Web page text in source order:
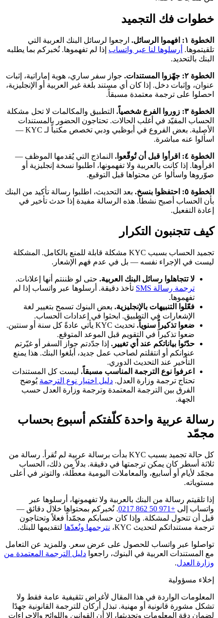
خطوات فك التجميد
الخطوة ١: افهموا الرسائل.
ارجعوا لرسائل البنك العربية التي
تلقيتموها. أرسلوها لنا عبر واتساب إذا لم تفهموها. نُخبركم بما يطلبه
البنك بالتحديد.
الخطوة ٢: جهّزوا المستندات.
جواز سفر ساري، هوية إماراتية، إثبات
عنوان، وإثبات دخل. إذا كان أي مستند بلغة غير العربية أو الإنجليزية،
احصلوا على ترجمة معتمدة مسبقاً.
الخطوة ٣: زوروا الفرع شخصياً.
التطبيق والمكالمات لا تحل مشكلة
الحساب المقيّد في أغلب الحالات. تحتاجون الحضور بالمستندات
الأصلية. بعض الفروع في أبوظبي ودبي تخصص مكتباً لـ KYC —
اسألوا عنه مباشرة.
الخطوة ٤: اقرأوا قبل أن تُوقّعوا.
النماذج التي يُقدمها الموظف —
اقرأوها. إذا كانت بالعربية ولا تفهمونها، اطلبوا نسخة إنجليزية أو
صوّروها واسألوا عن محتواها قبل التوقيع.
الخطوة ٥: احتفظوا بنسخ.
بعد التحديث، اطلبوا رسالة تأكيد من البنك
بأن الحساب أصبح نشطاً. هذه الرسالة مفيدة إذا حدث تأخير في
إعادة التفعيل.
كيف تتجنبون التكرار
تجميد الحساب بسبب KYC مشكلة قابلة للمنع بالكامل. المشكلة
ليست في الإجراء نفسه — بل في عدم فهم الإشعار.
لا تتجاهلوا رسائل البنك العربية. حتى لو ظننتم أنها إعلانات.
ترجمة رسالة SMS
تأخذ دقيقة. أرسلوها عبر واتساب إذا لم
تفهموها.
فعّلوا التنبيهات بالإنجليزية. بعض البنوك تسمح بتغيير لغة
الإشعارات في التطبيق. ابحثوا في إعدادات الحساب.
ضعوا تذكيراً سنوياً.
تحديث KYC يأتي عادةً كل سنة أو سنتين.
ضعوا تذكيراً في التقويم قبل الموعد المتوقع.
حدّثوا بياناتكم عند أي تغيير. إذا جدّدتم جواز السفر أو غيّرتم
عنوانكم أو انتقلتم لصاحب عمل جديد، أبلغوا البنك. هذا يمنع
التأخير عند التحديث الدوري.
اعرفوا نوع الترجمة المناسب مسبقاً. ليست كل المستندات
تحتاج ترجمة وزارة العدل. دليل اختيار نوع الترجمة يُوضح
الفرق بين الترجمة المعتمدة وترجمة وزارة العدل حسب
الجهة.
رسالة عربية واحدة كلّفتكم أسبوع بحساب
مجمّد
كل حالة تجميد بسبب KYC بدأت برسالة عربية لم تُقرأ. رسالة من
ثلاثة أسطر كان يمكن ترجمتها في دقيقة. بدلاً من ذلك، الحساب
مجمّد لأيام أو أسابيع، والمعاملات اليومية معطّلة، والتوتر في أعلى
مستوياته.
إذا تلقيتم رسالة من البنك بالعربية ولا تفهمونها، أرسلوها عبر
واتساب إلى +971 50 862 0217
. نُخبركم بمحتواها خلال دقائق —
قبل أن تتحول لمشكلة. وإذا كان حسابكم مجمّداً فعلاً وتحتاجون
ترجمة مستنداتكم لتحديث KYC،
نترجمها ونُعدّها لتقديمها للبنك.
تواصلوا عبر واتساب للحصول على عرض سعر. وللمزيد عن التعامل
مع المستندات العربية في البنوك، راجعوا دليل الترجمة المعتمدة من
وزارة العدل.
إخلاء مسؤولية
المعلومات الواردة في هذا المقال لأغراض تثقيفية عامة فقط ولا
تشكل مشورة قانونية أو مهنية. تبذل أركان للترجمة القانونية جهدًا
لضمان دقة المعلومات وتحديثها، إلا أن القوانين واللوائح والإجراءات